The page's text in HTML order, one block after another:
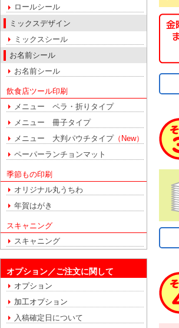
ロールシール
ミックスデザイン
ミックスシール
お名前シール
お名前シール
飲食店ツール印刷
メニュー ペラ・折りタイプ
メニュー 冊子タイプ
メニュー 大判パウチタイプ（New）
ペーパーランチョンマット
季節もの印刷
オリジナル丸うちわ
年賀はがき
スキャニング
スキャニング
オプション／ご注文に関して
オプション
加工オプション
入稿確定日について